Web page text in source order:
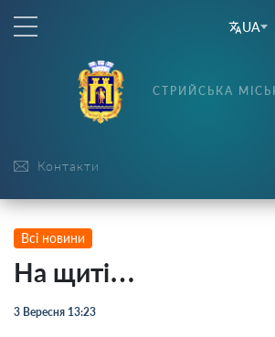
UA
Контакти
СТРИЙСЬКА
Всі новини
На щиті…
3 Вересня 13:23